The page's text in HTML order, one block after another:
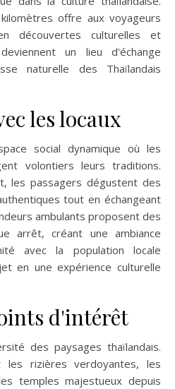
offre aux voyageurs
découvertes culturelles et
un lieu d'échange
naturelle des Thaïlandais
les locaux
social dynamique où les
volontiers leurs traditions.
les passagers dégustent des
tout en échangeant
ambulants proposent des
arrêt, créant une ambiance
avec la population locale
en une expérience culturelle
d'intérêt
des paysages thaïlandais.
les rizières verdoyantes, les
temples majestueux depuis